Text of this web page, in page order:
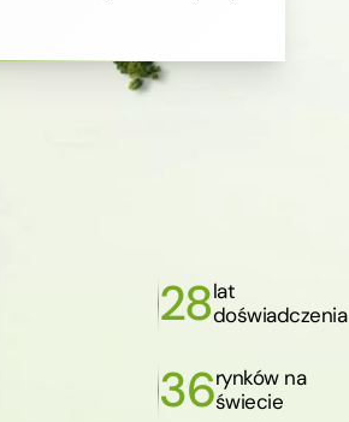
28lat
doświadczenia
36rynków na
świecie